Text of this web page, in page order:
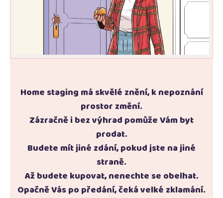
Home staging má skvělé znění, k nepoznání
prostor změní.
Zázračně i bez výhrad pomůže Vám byt
prodat.
Budete mít jiné zdání, pokud jste na jiné
straně.
Až budete kupovat, nenechte se obelhat.
Opačně Vás po předání, čeká velké zklamání.